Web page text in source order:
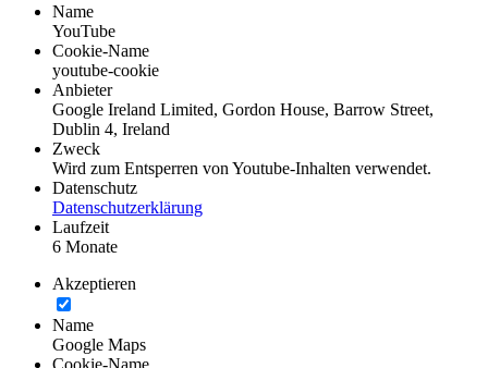
Name
YouTube
Cookie-Name
youtube-cookie
Anbieter
Google Ireland Limited, Gordon House, Barrow Street,
Dublin 4, Ireland
Zweck
Wird zum Entsperren von Youtube-Inhalten verwendet.
Datenschutz
Datenschutzerklärung
Laufzeit
6 Monate
Akzeptieren
Name
Google Maps
Cookie-Name